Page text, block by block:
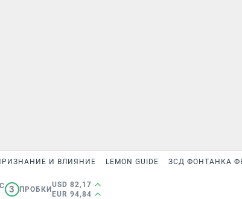
И ВЛИЯНИЕ LEMON GUIDE ЗСД ФОНТАНКА
3 ПРОБКИ
USD 82,17
EUR 94,84